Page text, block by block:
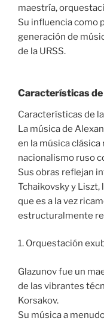
maestría,
Su influencia como
generación de
de la URSS.
Características de
Características de
La música de
en la música clásica
nacionalismo ruso
Sus obras reflejan
Tchaikovsky y
que es a la vez
estructuralmente
1. Orquestación
Glazunov fue un
de las vibrantes
Korsakov.
Su música a